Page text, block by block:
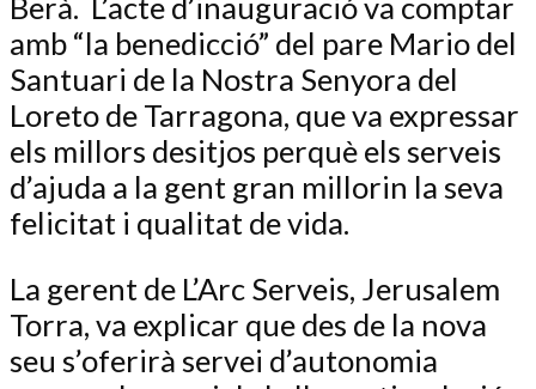
amb “la benedicció” del pare Mario del
Santuari de la Nostra Senyora del
Loreto de Tarragona, que va expressar
els millors desitjos perquè els serveis
d’ajuda a la gent gran millorin la seva
felicitat i qualitat de vida.
La gerent de L’Arc Serveis, Jerusalem
Torra, va explicar que des de la nova
seu s’oferirà servei d’autonomia